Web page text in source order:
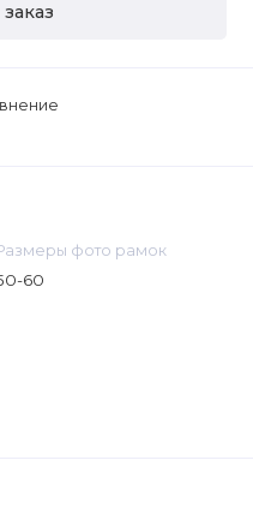
фото рамок
60